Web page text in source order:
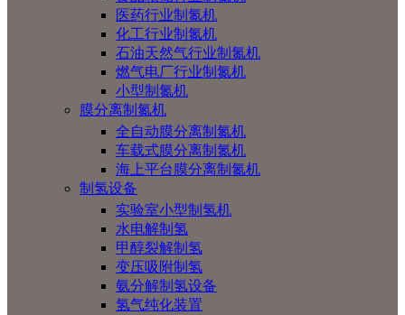
医药行业制氮机
化工行业制氮机
石油天然气行业制氮机
燃气电厂行业制氮机
小型制氮机
膜分离制氮机
全自动膜分离制氮机
车载式膜分离制氮机
海上平台膜分离制氮机
制氢设备
实验室小型制氢机
水电解制氢
甲醇裂解制氢
变压吸附制氢
氨分解制氢设备
氢气纯化装置